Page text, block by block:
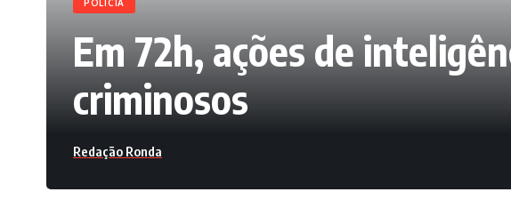
POLÍCIA
Em 72h, ações de
criminosos
Redação Ronda